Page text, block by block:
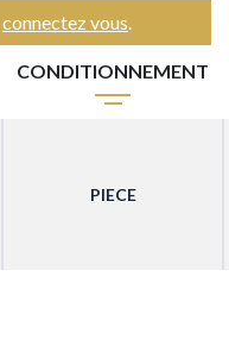
connectez vous.
CONDITIONNEMENT
PIECE